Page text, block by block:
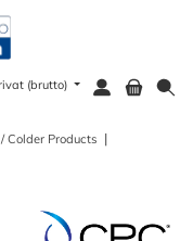
(brutto)
Colder Products |